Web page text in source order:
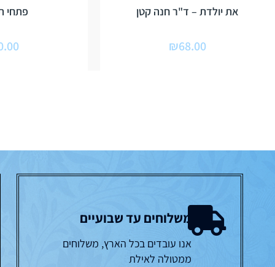
את יולדת – ד"ר חנה קטן
₪68.00
פתחי
משלוחים עד שבועיים
אנו עובדים בכל הארץ, משלוחים
ממטולה לאילת